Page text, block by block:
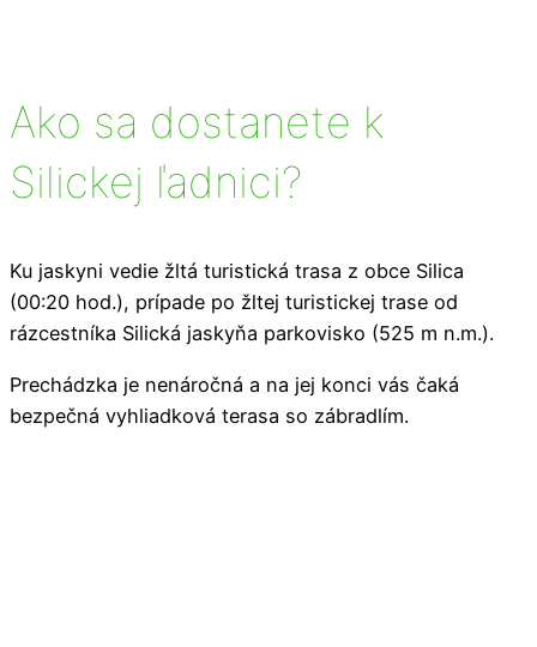
Ako sa dostanete k
Silickej ľadnici?
Ku jaskyni vedie žltá turistická trasa z obce Silica
(00:20 hod.), prípade po žltej turistickej trase od
rázcestníka Silická jaskyňa parkovisko (525 m n.m.).
Prechádzka je nenáročná a na jej konci vás čaká
bezpečná vyhliadková terasa so zábradlím.